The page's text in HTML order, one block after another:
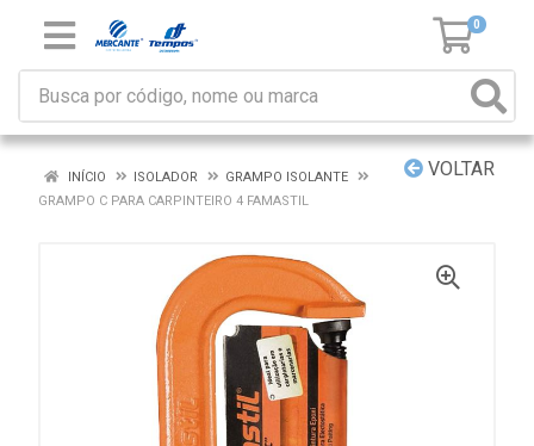
0
VOLTAR
INÍCIO ISOLADOR
GRAMPO ISOLANTE
GRAMPO C PARA CARPINTEIRO 4 FAMASTIL